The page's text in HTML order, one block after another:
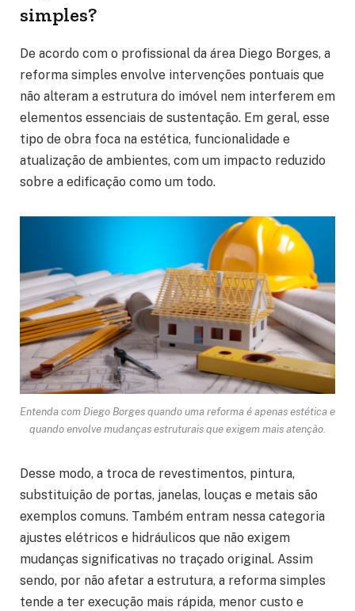
simples?
De acordo com o profissional da área Diego Borges, a
reforma simples envolve intervenções pontuais que
não alteram a estrutura do imóvel nem interferem em
elementos essenciais de sustentação. Em geral, esse
tipo de obra foca na estética, funcionalidade e
atualização de ambientes, com um impacto reduzido
sobre a edificação como um todo.
Entenda com Diego Borges quando uma reforma é apenas estética e
quando envolve mudanças estruturais que exigem mais atenção.
Desse modo, a troca de revestimentos, pintura,
substituição de portas, janelas, louças e metais são
exemplos comuns. Também entram nessa categoria
ajustes elétricos e hidráulicos que não exigem
mudanças significativas no traçado original. Assim
sendo, por não afetar a estrutura, a reforma simples
tende a ter execução mais rápida, menor custo e